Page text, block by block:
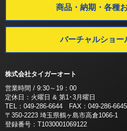
商品・納期・各種
バーチャルショー
株式会社タイガーオート
営業時間 / 9:30～19：00
定休日：火曜日 & 第1･3月曜日
TEL：049-286-6644 FAX：049-286-6645
〒350-2223 埼玉県鶴ヶ島市高倉1066-1
登録番号：T1030001069122